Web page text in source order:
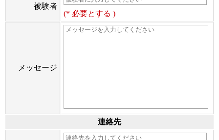
被験者
(* 必要とする )
メッセージ
連絡先